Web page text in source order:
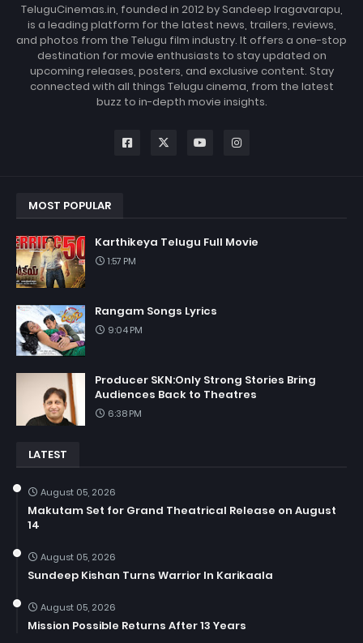
TeluguCinemas.in, founded in 2012 by Sandeep Iragavarapu,
is a leading platform for the latest news, trailers, reviews,
and photos from the Telugu film industry. It offers a one-stop
destination for movie enthusiasts to stay updated on
upcoming releases, posters, and exclusive content. Stay
connected with all things Telugu cinema, from the latest
buzz to in-depth movie insights.
MOST POPULAR
Karthikeya Telugu Full Movie
1:57 PM
Rangam Songs Lyrics
9:04 PM
Producer SKN:Only Strong Stories Bring
Audiences Back to Theatres
6:38 PM
LATEST
August 05, 2026
Makutam Set for Grand Theatrical Release on August
14
August 05, 2026
Sundeep Kishan Turns Warrior In Karikaala
August 05, 2026
Mission Possible Returns After 13 Years